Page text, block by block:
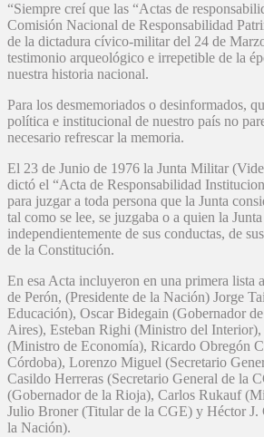
“Siempre creí que las “Actas de
Comisión Nacional de Responsabilidad
de la dictadura cívico-militar del 24 de
testimonio arqueológico e irrepetible de la
nuestra historia nacional.
Para los desmemoriados o desinformados,
política e institucional de nuestro país no
necesario refrescar la memoria.
El 23 de Junio de 1976 la Junta Militar
dictó el “Acta de Responsabilidad
para juzgar a toda persona que la Junta
tal como se lee, se juzgaba o a quien la
independientemente de sus conductas, de
de la Constitución.
En esa Acta incluyeron en una primera lista
de Perón, (Presidente de la Nación) Jorge
Educación), Oscar Bidegain (Gobernador
Aires), Esteban Righi (Ministro del Interior),
(Ministro de Economía), Ricardo Obregón
Córdoba), Lorenzo Miguel (Secretario
Casildo Herreras (Secretario General de la
(Gobernador de la Rioja), Carlos Rukauf
Julio Broner (Titular de la CGE) y Héctor J.
la Nación).